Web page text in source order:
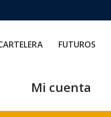
FUTUROS
Mi cuenta